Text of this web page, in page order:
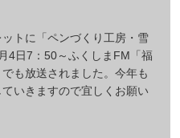
トに「ペンづくり工房・雪
4日7：50～ふくしまFM「福
も放送されました。今年も
いきますので宜しくお願い